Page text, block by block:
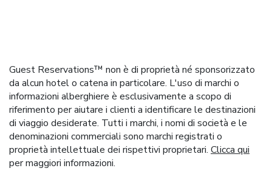
Guest Reservations™ non è di proprietà né sponsorizzato
da alcun hotel o catena in particolare. L'uso di marchi o
informazioni alberghiere è esclusivamente a scopo di
riferimento per aiutare i clienti a identificare le destinazioni
di viaggio desiderate. Tutti i marchi, i nomi di società e le
denominazioni commerciali sono marchi registrati o
proprietà intellettuale dei rispettivi proprietari. Clicca qui
per maggiori informazioni.